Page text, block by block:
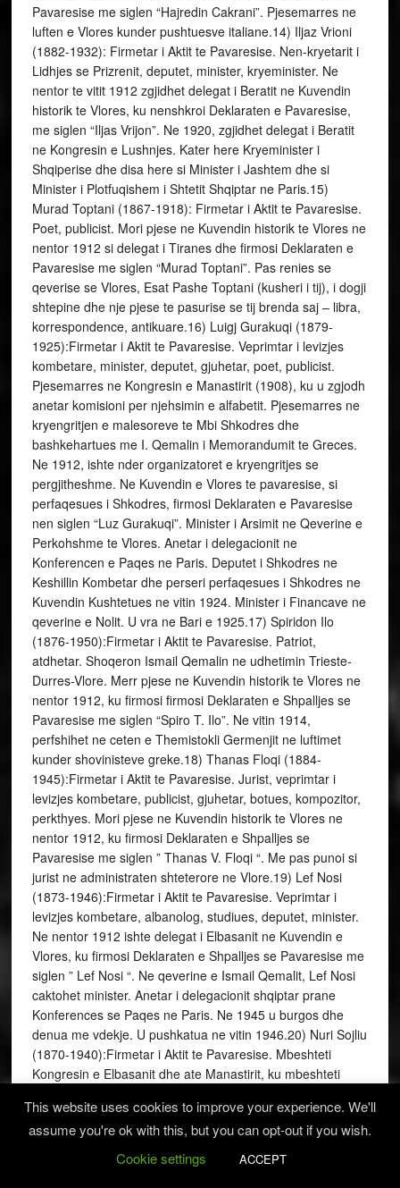
This website uses cookies to improve your experience. We'll
assume you're ok with this, but you can opt-out if you wish.
Cookie settings
ACCEPT